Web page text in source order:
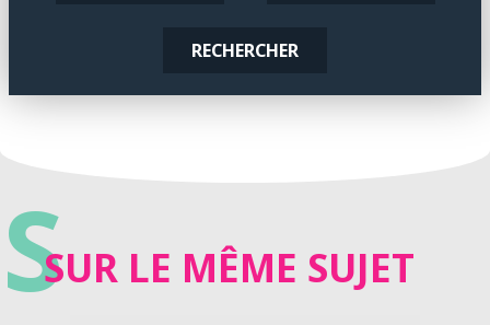
RECHERCHER
SSUR LE MÊME SUJET